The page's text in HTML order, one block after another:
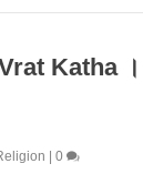
Katha ।
0